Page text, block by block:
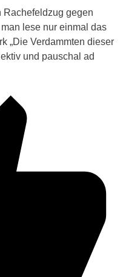
Rachefeldzug gegen
lese nur einmal das
„Die Verdammten dieser
und pauschal ad